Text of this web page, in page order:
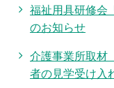
福祉用具研修会
のお知らせ
介護事業所取材
者の見学受け入